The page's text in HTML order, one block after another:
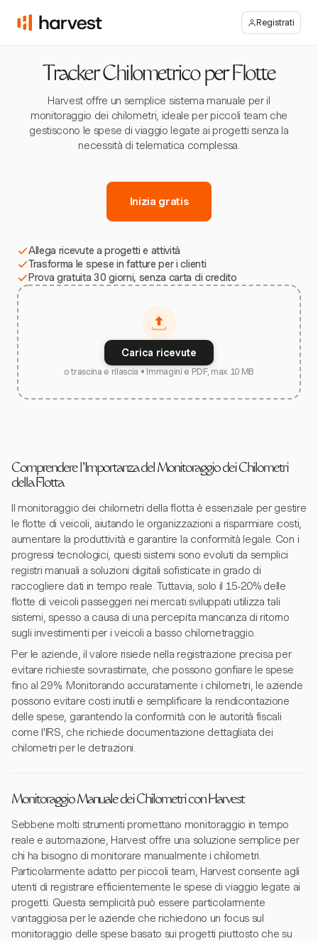
Registrati
Tracker Chilometrico per Flotte
Harvest offre un semplice sistema manuale per il
monitoraggio dei chilometri, ideale per piccoli team che
gestiscono le spese di viaggio legate ai progetti senza la
necessità di telematica complessa.
Inizia gratis
Allega ricevute a progetti e attività
Trasforma le spese in fatture per i clienti
Prova gratuita 30 giorni, senza carta di credito
Carica ricevute
o trascina e rilascia • Immagini e PDF, max 10 MB
Comprendere l'Importanza del Monitoraggio dei Chilometri
della Flotta
Il monitoraggio dei chilometri della flotta è essenziale per gestire
le flotte di veicoli, aiutando le organizzazioni a risparmiare costi,
aumentare la produttività e garantire la conformità legale. Con i
progressi tecnologici, questi sistemi sono evoluti da semplici
registri manuali a soluzioni digitali sofisticate in grado di
raccogliere dati in tempo reale. Tuttavia, solo il 15-20% delle
flotte di veicoli passeggeri nei mercati sviluppati utilizza tali
sistemi, spesso a causa di una percepita mancanza di ritorno
sugli investimenti per i veicoli a basso chilometraggio.
Per le aziende, il valore risiede nella registrazione precisa per
evitare richieste sovrastimate, che possono gonfiare le spese
fino al 29%. Monitorando accuratamente i chilometri, le aziende
possono evitare costi inutili e semplificare la rendicontazione
delle spese, garantendo la conformità con le autorità fiscali
come l'IRS, che richiede documentazione dettagliata dei
chilometri per le detrazioni.
Monitoraggio Manuale dei Chilometri con Harvest
Sebbene molti strumenti promettano monitoraggio in tempo
reale e automazione, Harvest offre una soluzione semplice per
chi ha bisogno di monitorare manualmente i chilometri.
Particolarmente adatto per piccoli team, Harvest consente agli
utenti di registrare efficientemente le spese di viaggio legate ai
progetti. Questa semplicità può essere particolarmente
vantaggiosa per le aziende che richiedono un focus sul
monitoraggio delle spese basato sui progetti piuttosto che su